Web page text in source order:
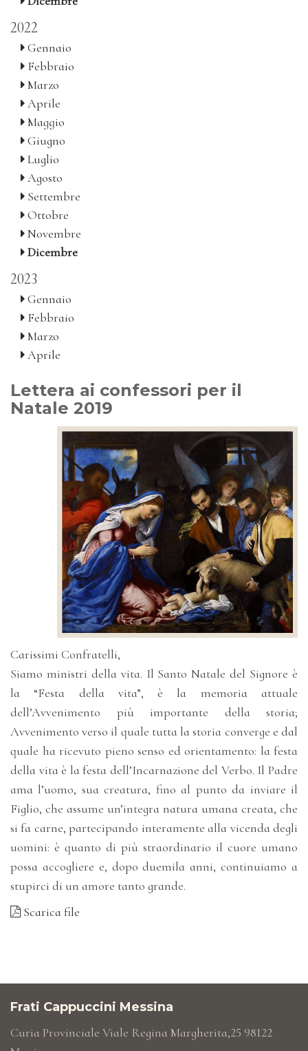
2022
Gennaio
Febbraio
Marzo
Aprile
Maggio
Giugno
Luglio
Agosto
Settembre
Ottobre
Novembre
Dicembre
2023
Gennaio
Febbraio
Marzo
Aprile
Lettera ai confessori per il
Natale 2019
Carissimi Confratelli,
Siamo ministri della vita. Il Santo Natale del Signore è
la “Festa della vita”, è la memoria attuale
dell’Avvenimento più importante della storia;
Avvenimento verso il quale tutta la storia converge e dal
quale ha ricevuto pieno senso ed orientamento: la festa
della vita è la festa dell’Incarnazione del Verbo. Il Padre
ama l’uomo, sua creatura, fino al punto da inviare il
Figlio, che assume un’integra natura umana creata, che
si fa carne, partecipando interamente alla vicenda degli
uomini: è quanto di più straordinario il cuore umano
possa accogliere e, dopo duemila anni, continuiamo a
stupirci di un amore tanto grande.
Scarica file
Frati Cappuccini Messina
Curia Provinciale Viale Regina Margherita,25 98122